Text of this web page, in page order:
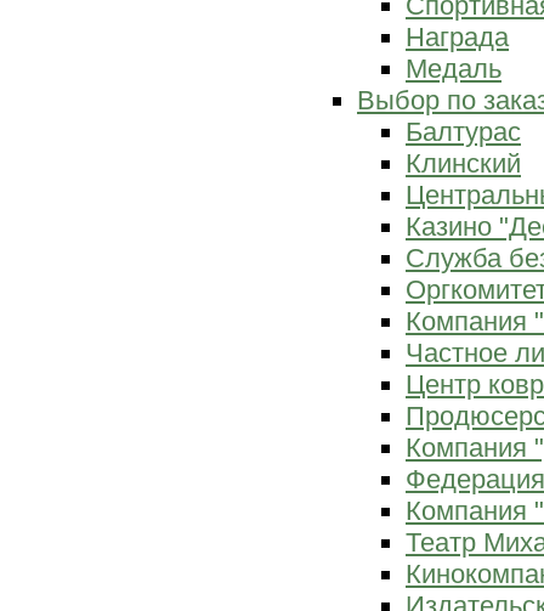
Награда
Медаль
Выбор по
Балтурас
Клинский
Казино
Служба
Компания
Частное
Центр
Компания
Компания
Театр